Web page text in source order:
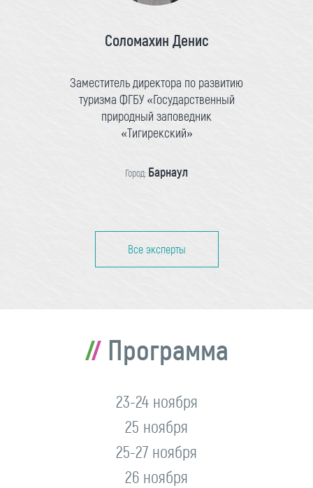
Соломахин Денис
Заместитель директора по развитию
туризма ФГБУ «Государственный
природный заповедник
«Тигирекский»
Город: Барнаул
Все эксперты
Программа
23-24 ноября
25 ноября
25-27 ноября
26 ноября